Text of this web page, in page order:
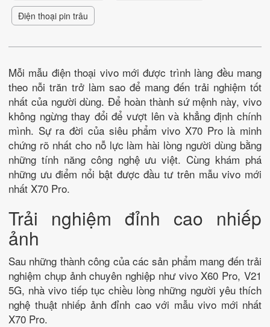
Điện thoại pin trâu
Mỗi mẫu điện thoại vivo mới được trình làng đều mang
theo nỗi trăn trở làm sao để mang đến trải nghiệm tốt
nhất của người dùng. Để hoàn thành sứ mệnh này, vivo
không ngừng thay đổi để vượt lên và khẳng định chính
mình. Sự ra đời của siêu phẩm vivo X70 Pro là minh
chứng rõ nhất cho nỗ lực làm hài lòng người dùng bằng
những tính năng công nghệ ưu việt. Cùng khám phá
những ưu điểm nổi bật được đầu tư trên mẫu vivo mới
nhất X70 Pro.
Trải nghiệm đỉnh cao nhiếp
ảnh
Sau những thành công của các sản phẩm mang đến trải
nghiệm chụp ảnh chuyên nghiệp như vivo X60 Pro, V21
5G, nhà vivo tiếp tục chiều lòng những người yêu thích
nghệ thuật nhiếp ảnh đỉnh cao với mẫu vivo mới nhất
X70 Pro.